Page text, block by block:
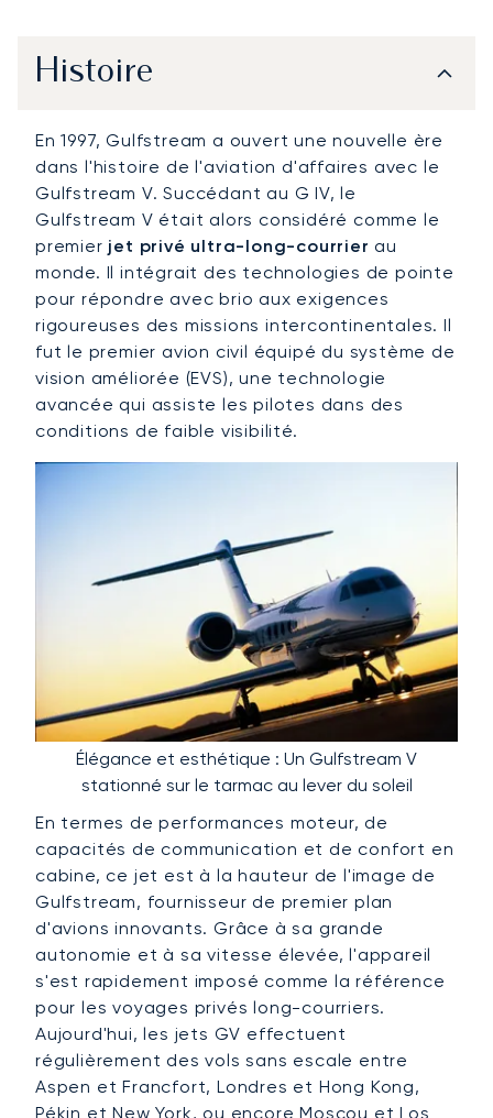
Histoire
En 1997, Gulfstream a ouvert une nouvelle ère
dans l'histoire de l'aviation d'affaires avec le
Gulfstream V. Succédant au G IV, le
Gulfstream V était alors considéré comme le
premier jet privé ultra-long-courrier au
monde. Il intégrait des technologies de pointe
pour répondre avec brio aux exigences
rigoureuses des missions intercontinentales. Il
fut le premier avion civil équipé du système de
vision améliorée (EVS), une technologie
avancée qui assiste les pilotes dans des
conditions de faible visibilité.
Élégance et esthétique : Un Gulfstream V
stationné sur le tarmac au lever du soleil
En termes de performances moteur, de
capacités de communication et de confort en
cabine, ce jet est à la hauteur de l'image de
Gulfstream, fournisseur de premier plan
d'avions innovants. Grâce à sa grande
autonomie et à sa vitesse élevée, l'appareil
s'est rapidement imposé comme la référence
pour les voyages privés long-courriers.
Aujourd'hui, les jets GV effectuent
régulièrement des vols sans escale entre
Aspen et Francfort, Londres et Hong Kong,
Pékin et New York, ou encore Moscou et Los